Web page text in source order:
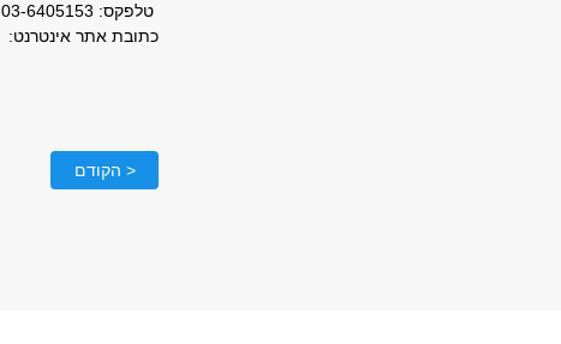
טלפקס: 03-6405153. כתובת דואר אלקטרוני:
כתובת אתר אינטרנט:
< הקודם